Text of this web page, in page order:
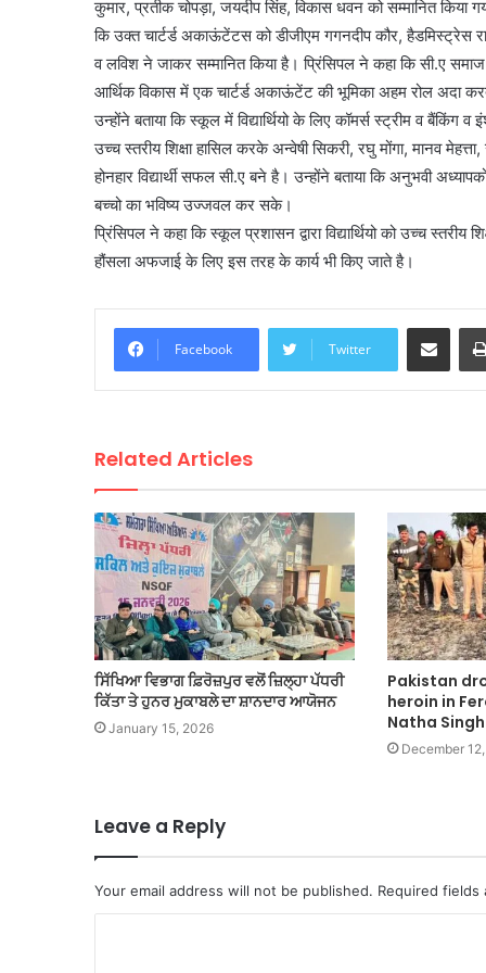
कुमार, प्रतीक चोपड़ा, जयदीप सिंह, विकास धवन को सम्मानित किया
कि उक्त चार्टर्ड अकाऊंटेंटस को डीजीएम गगनदीप कौर, हैडमिस्ट्रेस
व लविश ने जाकर सम्मानित किया है। प्रिंसिपल ने कहा कि सी.ए
आर्थिक विकास में एक चार्टर्ड अकाऊंटेंट की भूमिका अहम रोल अदा
उन्होंने बताया कि स्कूल में विद्यार्थियो के लिए कॉमर्स स्ट्रीम व
उच्च स्तरीय शिक्षा हासिल करके अन्वेषी सिकरी, रघु मोंगा, मानव
होनहार विद्यार्थी सफल सी.ए बने है। उन्होंने बताया कि अनुभवी
बच्चो का भविष्य उज्जवल कर सके।
प्रिंसिपल ने कहा कि स्कूल प्रशासन द्वारा विद्यार्थियो को उच्च
हौंसला अफजाई के लिए इस तरह के कार्य भी किए जाते है।
Facebook Twitter
Share via Email
Related Articles
ਸਿੱਖਿਆ ਵਿਭਾਗ ਫ਼ਿਰੋਜ਼ਪੁਰ ਵਲੋਂ ਜ਼ਿਲ੍ਹਾ ਪੱਧਰੀ
ਕਿੱਤਾ ਤੇ ਹੁਨਰ ਮੁਕਾਬਲੇ ਦਾ ਸ਼ਾਨਦਾਰ ਆਯੋਜਨ
January 15, 2026
Pakistan
heroin in
Natha
December
Leave a Reply
Your email address will not be published. Required